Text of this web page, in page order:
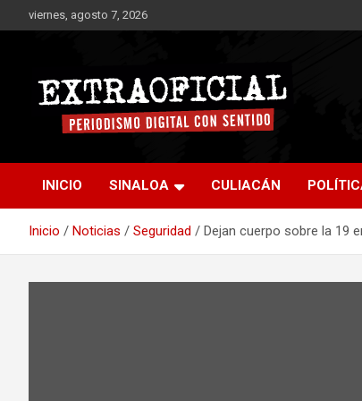
al
viernes, agosto 7, 2026
Extraoficial
INICIO SINALOA CULIACÁN
Inicio Noticias Seguridad Dejan cuerpo sobre la 19